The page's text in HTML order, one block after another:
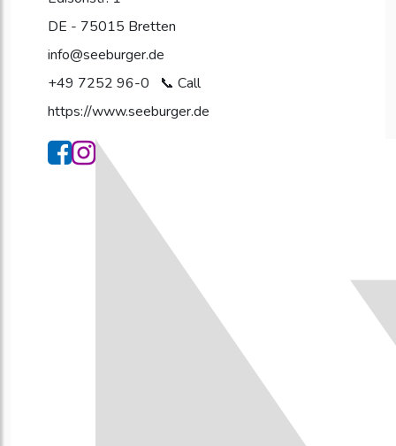
DE - 75015 Bretten
info@seeburger.de
+49 7252 96-0
https://www.seeburger.de